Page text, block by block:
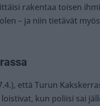
rakentaa toisen
– ja niin tietävät
että Turun
kun poliisi sai